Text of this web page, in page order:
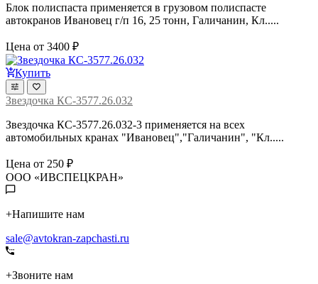
Блок полиспаста применяется в грузовом полиспасте
автокранов Ивановец г/п 16, 25 тонн, Галичанин, Кл.....
Цена от 3400 ₽
Купить
Звездочка КС-3577.26.032
Звездочка КС-3577.26.032-3 применяется на всех
автомобильных кранах "Ивановец","Галичанин", "Кл.....
Цена от 250 ₽
ООО «ИВСПЕЦКРАН»
+Напишите нам
sale@avtokran-zapchasti.ru
+Звоните нам